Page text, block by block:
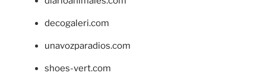
decogaleri.com
unavozparadios.com
shoes-vert.com